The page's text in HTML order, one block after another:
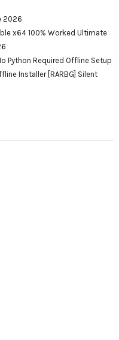
2026
x64 100% Worked Ultimate
Python Required Offline Setup
Installer [RARBG] Silent